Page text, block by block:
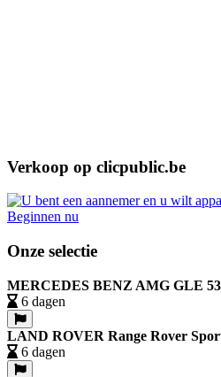
Verkoop op clicpublic.be
Beginnen nu
Onze selectie
MERCEDES BENZ AMG GLE
6 dagen
LAND ROVER Range Rover
6 dagen